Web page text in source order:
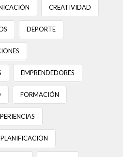
CREATIVIDAD
DEPORTE
EMPRENDEDORES
FORMACIÓN
PLANIFICACIÓN